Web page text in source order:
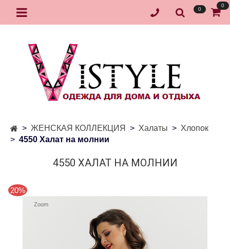
0
0
ЖЕНСКАЯ КОЛЛЕКЦИЯ Халаты
Хлопок
4550 Халат на молнии
4550 ХАЛАТ НА МОЛНИИ
20%
Zoom